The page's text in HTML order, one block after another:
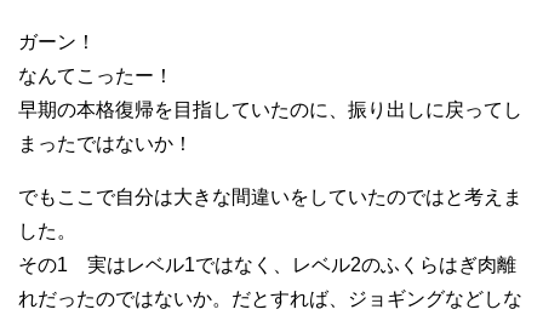
ガーン！
なんてこったー！
早期の本格復帰を目指していたのに、振り出しに戻ってし
まったではないか！
でもここで自分は大きな間違いをしていたのではと考えま
した。
その1 実はレベル1ではなく、レベル2のふくらはぎ肉離
れだったのではないか。だとすれば、ジョギングなどしな